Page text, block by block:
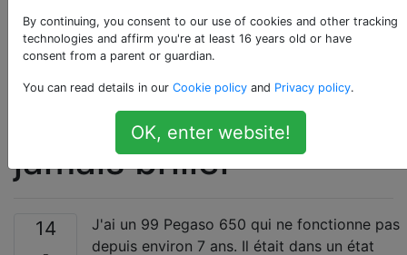
Les en-têtes
d'échappement de
moto devraient-ils
jamais briller
14
J'ai un 99 Pegaso 650 qui ne fonctionne pas
depuis environ 7 ans. Il était dans un état
By continuing, you consent to our use of cookies and other tracking
technologies and affirm you're at least 16 years old or have
consent from a parent or guardian.
You can read details in our Cookie policy and Privacy policy.
OK, enter website!